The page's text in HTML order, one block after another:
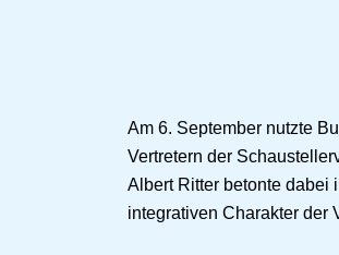
Am 6. September nutzte
Vertretern der
Albert Ritter betonte dabei
integrativen Charakter der